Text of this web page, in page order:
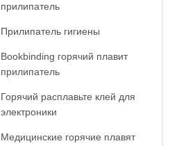
прилипатель
Прилипатель гигиены
Bookbinding горячий плавит
прилипатель
Горячий расплавьте клей для
электроники
Медицинские горячие плавят